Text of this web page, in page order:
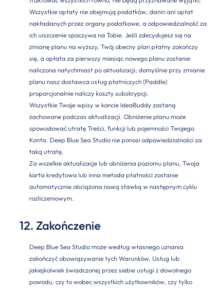
Wszystkie opłaty nie obejmują podatków, danin ani opłat
nakładanych przez organy podatkowe, a odpowiedzialność za
ich uiszczenie spoczywa na Tobie. Jeśli zdecydujesz się na
zmianę planu na wyższy, Twój obecny plan płatny zakończy
się, a opłata za pierwszy miesiąc nowego planu zostanie
naliczona natychmiast po aktualizacji; domyślnie przy zmianie
planu nasz dostawca usług płatniczych (Paddle)
proporcjonalnie naliczy koszty subskrypcji.
Wszystkie Twoje wpisy w koncie IdeaBuddy zostaną
zachowane podczas aktualizacji. Obniżenie planu może
spowodować utratę Treści, funkcji lub pojemności Twojego
Konta. Deep Blue Sea Studio nie ponosi odpowiedzialności za
taką utratę.
Za wszelkie aktualizacje lub obniżenia poziomu planu, Twoja
karta kredytowa lub inna metoda płatności zostanie
automatycznie obciążona nową stawką w następnym cyklu
rozliczeniowym.
12. Zakończenie
Deep Blue Sea Studio może według własnego uznania
zakończyć obowiązywanie tych Warunków, Usług lub
jakiejkolwiek świadczonej przez siebie usługi z dowolnego
powodu, czy to wobec wszystkich użytkowników, czy tylko